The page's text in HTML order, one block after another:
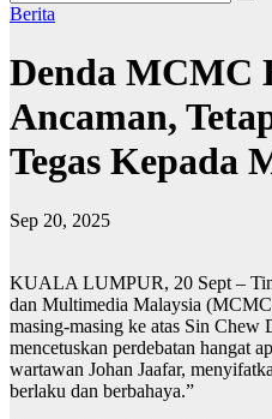
Berita
Denda MCMC
Ancaman,
Tegas Kepada
Sep 20, 2025
KUALA LUMPUR, 20 Sept –
dan Multimedia Malaysia
masing-masing ke atas Sin Chew
mencetuskan perdebatan hangat
wartawan Johan Jaafar,
berlaku dan berbahaya.”